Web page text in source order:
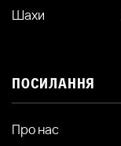
Шахи
ПОСИЛАННЯ
Про нас